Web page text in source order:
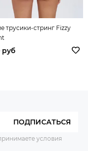
трусики-стринг Fizzy
руб
ПОДПИСАТЬСЯ
условия